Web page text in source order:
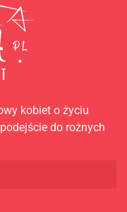
kobiet o życiu
do rożnych